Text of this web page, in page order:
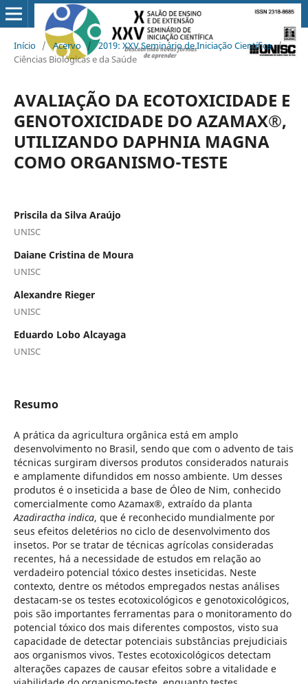
Início / Acervo / 2019: XXV Seminário de Iniciação Científica /
Ciências Biológicas e da Saúde
AVALIAÇÃO DA ECOTOXICIDADE E
GENOTOXICIDADE DO AZAMAX®,
UTILIZANDO DAPHNIA MAGNA
COMO ORGANISMO-TESTE
Priscila da Silva Araújo
UNISC
Daiane Cristina de Moura
UNISC
Alexandre Rieger
UNISC
Eduardo Lobo Alcayaga
UNISC
Resumo
A prática da agricultura orgânica está em amplo
desenvolvimento no Brasil, sendo que com o advento de tais
técnicas surgiram diversos produtos considerados naturais
e amplamente difundidos em nosso ambiente. Um desses
produtos é o inseticida a base de Óleo de Nim, conhecido
comercialmente como Azamax®, extraído da planta
Azadiractha indica, que é reconhecido mundialmente por
seus efeitos deletérios no ciclo de desenvolvimento dos
insetos. Por se tratar de técnicas agrícolas consideradas
recentes, há a necessidade de estudos em relação ao
verdadeiro potencial tóxico destes inseticidas. Neste
contexto, dentre os métodos empregados nestas análises
destacam-se os testes ecotoxicológicos e genotoxicológicos,
pois são importantes ferramentas para o monitoramento do
potencial tóxico dos mais diferentes compostos, visto sua
capacidade de detectar potenciais substâncias prejudiciais
aos organismos vivos. Testes ecotoxicológicos detectam
alterações capazes de causar efeitos sobre a vitalidade e